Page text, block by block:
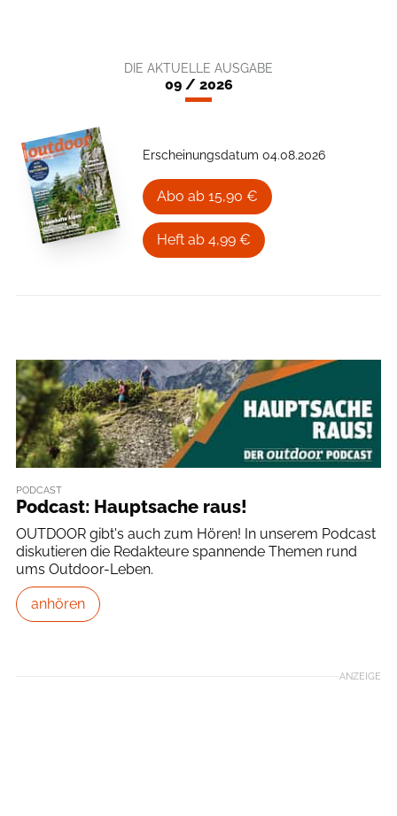
DIE AKTUELLE AUSGABE
09 / 2026
Erscheinungsdatum 04.08.2026
Abo ab 15,90 €
Heft ab 4,99 €
PODCAST
Podcast: Hauptsache raus!
OUTDOOR gibt's auch zum Hören! In unserem Podcast
diskutieren die Redakteure spannende Themen rund
ums Outdoor-Leben.
anhören
ANZEIGE